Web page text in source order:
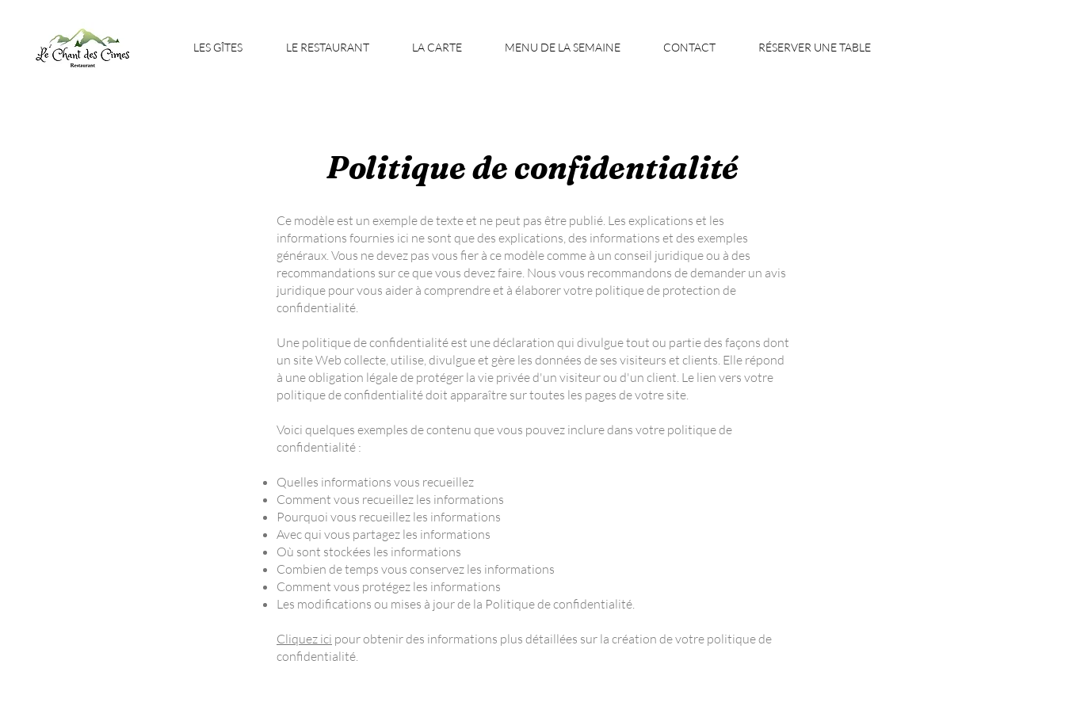
LES GÎTES LE RESTAURANT LA CARTE MENU DE LA SEMAINE CONTACT RÉSERVER UNE TABLE
Politique de confidentialité
Ce modèle est un exemple de texte et ne peut pas être publié. Les explications et les
informations fournies ici ne sont que des explications, des informations et des exemples
généraux. Vous ne devez pas vous fier à ce modèle comme à un conseil juridique ou à des
recommandations sur ce que vous devez faire. Nous vous recommandons de demander un avis
juridique pour vous aider à comprendre et à élaborer votre politique de protection de
confidentialité.
Une politique de confidentialité est une déclaration qui divulgue tout ou partie des façons dont
un site Web collecte, utilise, divulgue et gère les données de ses visiteurs et clients. Elle répond
à une obligation légale de protéger la vie privée d'un visiteur ou d'un client. Le lien vers votre
politique de confidentialité doit apparaître sur toutes les pages de votre site.
Voici quelques exemples de contenu que vous pouvez inclure dans votre politique de
confidentialité :
Quelles informations vous recueillez
Comment vous recueillez les informations
Pourquoi vous recueillez les informations
Avec qui vous partagez les informations
Où sont stockées les informations
Combien de temps vous conservez les informations
Comment vous protégez les informations
Les modifications ou mises à jour de la Politique de confidentialité.
Cliquez ici pour obtenir des informations plus détaillées sur la création de votre politique de
confidentialité.